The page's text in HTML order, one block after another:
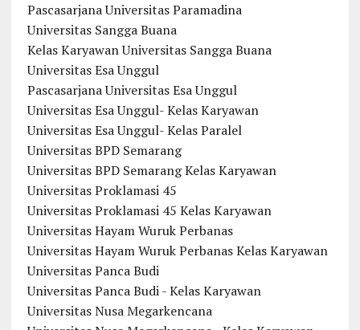
Pascasarjana Universitas Paramadina
Universitas Sangga Buana
Kelas Karyawan Universitas Sangga Buana
Universitas Esa Unggul
Pascasarjana Universitas Esa Unggul
Universitas Esa Unggul- Kelas Karyawan
Universitas Esa Unggul- Kelas Paralel
Universitas BPD Semarang
Universitas BPD Semarang Kelas Karyawan
Universitas Proklamasi 45
Universitas Proklamasi 45 Kelas Karyawan
Universitas Hayam Wuruk Perbanas
Universitas Hayam Wuruk Perbanas Kelas Karyawan
Universitas Panca Budi
Universitas Panca Budi - Kelas Karyawan
Universitas Nusa Megarkencana